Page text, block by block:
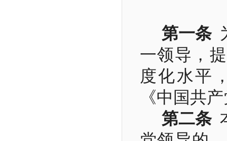
第一条
一领导，
度化水平
《中国共
第二条